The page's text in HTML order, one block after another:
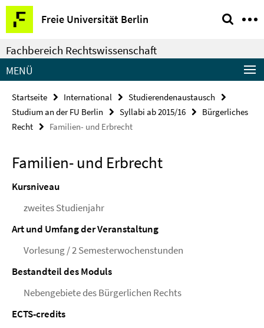
Springe
direkt
zu
Inhalt
Freie Universität Berlin
Service-
Navigation
Fachbereich Rechtswissenschaft
MENÜ
Startseite International
Studierendenaustausch
Studium an der FU Berlin
Syllabi ab 2015/16
Bürgerliches
Recht
Familien- und Erbrecht
Familien- und Erbrecht
Kursniveau
zweites Studienjahr
Art und Umfang der Veranstaltung
Vorlesung / 2 Semesterwochenstunden
Bestandteil des Moduls
Nebengebiete des Bürgerlichen Rechts
ECTS-credits